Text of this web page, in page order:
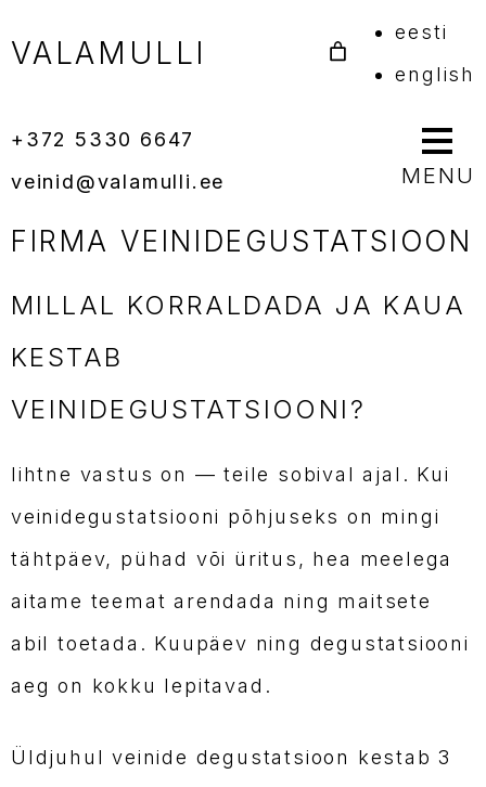
toVALAMULLI
eesti
english
+372 5330 6647
veinid@valamulli.ee
MENU
FIRMA VEINIDEGUSTATSIOON
MILLAL KORRALDADA JA KAUA
KESTAB
VEINIDEGUSTATSIOONI?
lihtne vastus on — teile sobival ajal. Kui
veinidegustatsiooni põhjuseks on mingi
tähtpäev, pühad või üritus, hea meelega
aitame teemat arendada ning maitsete
abil toetada. Kuupäev ning degustatsiooni
aeg on kokku lepitavad.
Üldjuhul veinide degustatsioon kestab 3